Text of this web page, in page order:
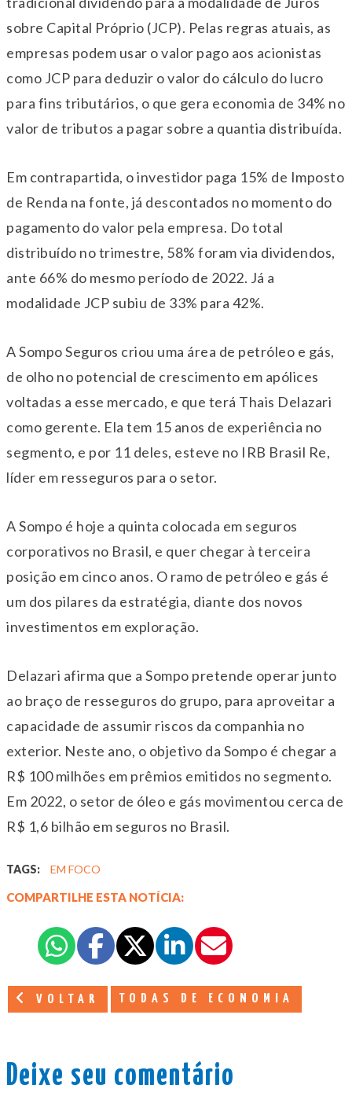
sobre Capital Próprio (JCP). Pelas regras atuais, as
empresas podem usar o valor pago aos acionistas
como JCP para deduzir o valor do cálculo do lucro
para fins tributários, o que gera economia de 34% no
valor de tributos a pagar sobre a quantia distribuída.
Em contrapartida, o investidor paga 15% de Imposto
de Renda na fonte, já descontados no momento do
pagamento do valor pela empresa. Do total
distribuído no trimestre, 58% foram via dividendos,
ante 66% do mesmo período de 2022. Já a
modalidade JCP subiu de 33% para 42%.
A Sompo Seguros criou uma área de petróleo e gás,
de olho no potencial de crescimento em apólices
voltadas a esse mercado, e que terá Thais Delazari
como gerente. Ela tem 15 anos de experiência no
segmento, e por 11 deles, esteve no IRB Brasil Re,
líder em resseguros para o setor.
A Sompo é hoje a quinta colocada em seguros
corporativos no Brasil, e quer chegar à terceira
posição em cinco anos. O ramo de petróleo e gás é
um dos pilares da estratégia, diante dos novos
investimentos em exploração.
Delazari afirma que a Sompo pretende operar junto
ao braço de resseguros do grupo, para aproveitar a
capacidade de assumir riscos da companhia no
exterior. Neste ano, o objetivo da Sompo é chegar a
R$ 100 milhões em prêmios emitidos no segmento.
Em 2022, o setor de óleo e gás movimentou cerca de
R$ 1,6 bilhão em seguros no Brasil.
TAGS: EM FOCO
COMPARTILHE ESTA NOTÍCIA:
VOLTAR TODAS DE ECONOMIA
Deixe seu comentário